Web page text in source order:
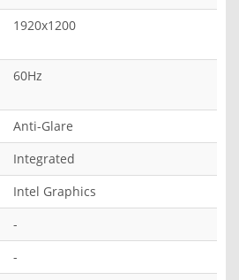
1920x1200
60Hz
Anti-Glare
Integrated
Intel Graphics
-
-